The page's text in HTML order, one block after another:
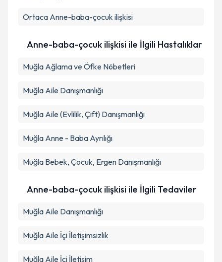
kapsamda işlenmesini kabul ediyorum.
Takvim Talebini Gönder
Ortaca Anne-baba-çocuk ilişkisi
Anne-baba-çocuk ilişkisi ile İlgili Hastalıklar
Muğla Ağlama ve Öfke Nöbetleri
Muğla Aile Danışmanlığı
Muğla Aile (Evlilik, Çift) Danışmanlığı
Muğla Anne - Baba Ayrılığı
Muğla Bebek, Çocuk, Ergen Danışmanlığı
Anne-baba-çocuk ilişkisi ile İlgili Tedaviler
Muğla Aile Danışmanlığı
Muğla Aile İçi İletişimsizlik
Muğla Aile İçi İletişim